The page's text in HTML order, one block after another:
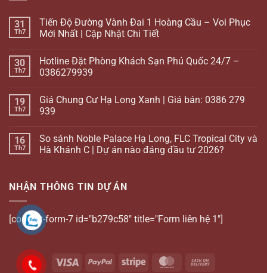
31
Th7
Tiến Độ Đường Vành Đai 1 Hoàng Cầu – Voi Phục
Mới Nhất | Cập Nhật Chi Tiết
30
Th7
Hotline Đặt Phòng Khách Sạn Phú Quốc 24/7 –
0386279939
19
Th7
Giá Chung Cư Hạ Long Xanh | Giá bán: 0386 279
939
16
Th7
So sánh Noble Palace Hạ Long, FLC Tropical City và
Hà Khánh C | Dự án nào đáng đầu tư 2026?
NHẬN THÔNG TIN DỰ ÁN
[contact-form-7 id="b279c58" title="Form liên hệ 1"]